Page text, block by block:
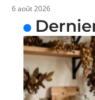
6 août 2026